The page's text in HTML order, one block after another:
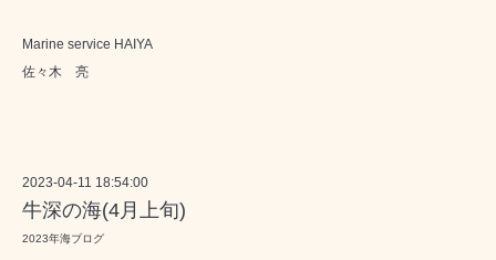
Marine service HAIYA
佐々木 亮
2023-04-11 18:54:00
牛深の海(4月上旬)
2023年海ブログ